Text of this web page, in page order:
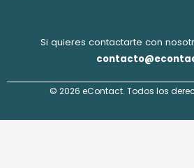
Si quieres contactarte con
© 2026 eContact. Todos los